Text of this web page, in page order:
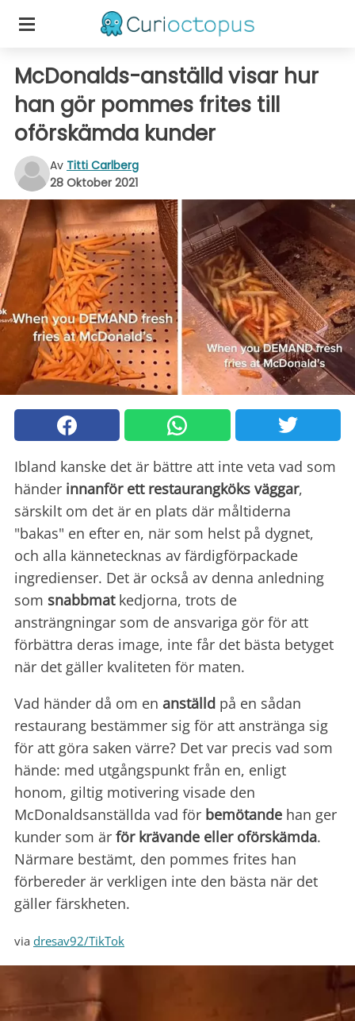
McDonalds-anställd visar hur
han gör pommes frites till
oförskämda kunder
Av Titti Carlberg
28 Oktober 2021
Ibland kanske det är bättre att inte veta vad som
händer innanför ett restaurangköks väggar,
särskilt om det är en plats där måltiderna
"bakas" en efter en, när som helst på dygnet,
och alla kännetecknas av färdigförpackade
ingredienser. Det är också av denna anledning
som snabbmatkedjorna, trots de
ansträngningar som de ansvariga gör för att
förbättra deras image, inte får det bästa betyget
när det gäller kvaliteten för maten.
Vad händer då om en anställd på en sådan
restaurang bestämmer sig för att anstränga sig
för att göra saken värre? Det var precis vad som
hände: med utgångspunkt från en, enligt
honom, giltig motivering visade den
McDonaldsanställda vad för bemötande han ger
kunder som är för krävande eller oförskämda.
Närmare bestämt, den pommes frites han
förbereder är verkligen inte den bästa när det
gäller färskheten.
via dresav92/TikTok